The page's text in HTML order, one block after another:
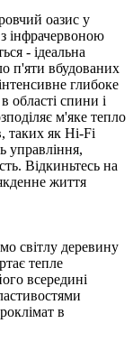
оазис у
інфрачервоною
- ідеальна
п'яти вбудованих
глибоке
області спини і
м'яке тепло
таких як Hi-Fi
управління,
Відкиньтесь на
життя
світлу деревину
тепле
всередині
в